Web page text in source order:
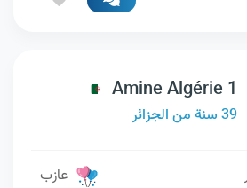
Amine Algérie 1
39 سنة من الجزائر
عازب